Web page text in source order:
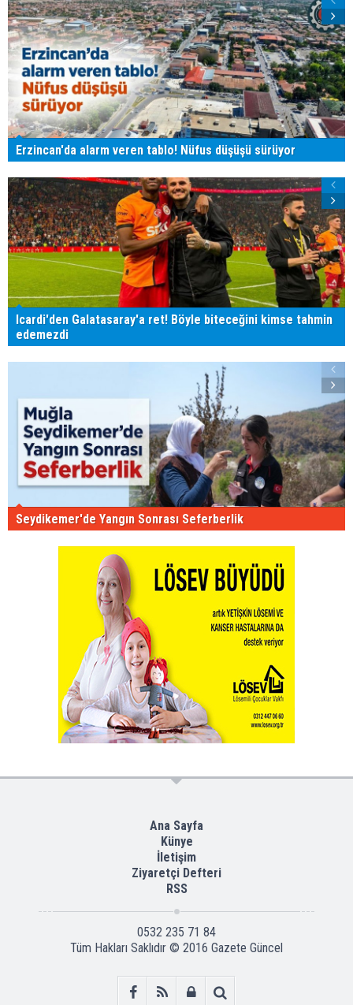
Erzincan'da alarm veren tablo! Nüfus düşüşü sürüyor
Icardi'den Galatasaray'a ret! Böyle biteceğini kimse tahmin
edemezdi
Seydikemer'de Yangın Sonrası Seferberlik
Ana Sayfa
Künye
İletişim
Ziyaretçi Defteri
RSS
0532 235 71 84
Tüm Hakları Saklıdır © 2016 Gazete Güncel